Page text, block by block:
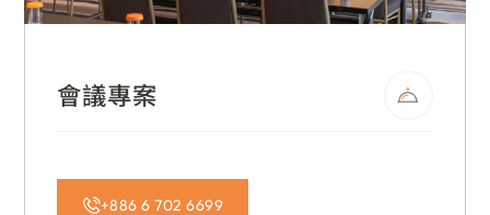
會議專案
+886 6 702 6699